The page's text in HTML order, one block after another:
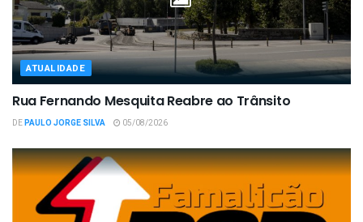
ATUALIDADE
Rua Fernando Mesquita Reabre ao Trânsito
DEPAULO JORGE SILVA 05/08/2026